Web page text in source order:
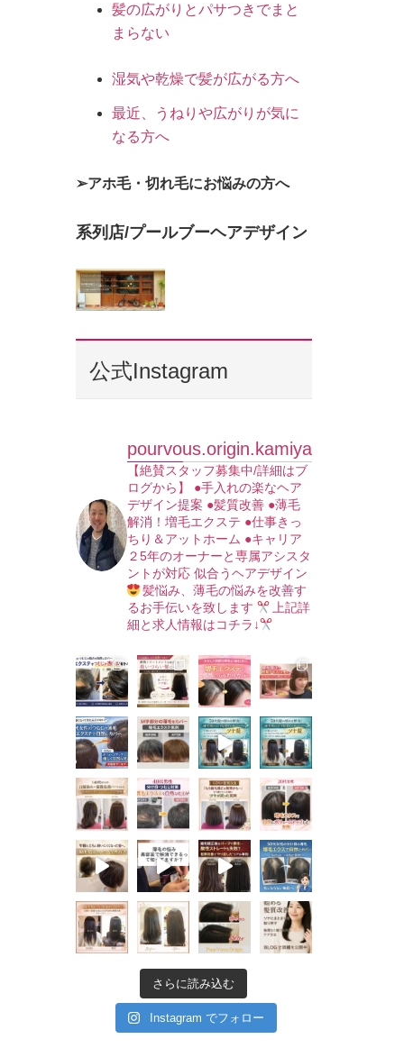
髪の広がりとパサつきでまと
まらない
湿気や乾燥で髪が広がる方へ
最近、うねりや広がりが気に
なる方へ
➢アホ毛・切れ毛にお悩みの方へ
系列店/プールブーヘアデザイン
公式Instagram
pourvous.origin.kamiya
【絶賛スタッフ募集中/詳細はブ
ログから】
●手入れの楽なヘア
デザイン提案 ●髪質改善 ●薄毛
解消！増毛エクステ ●仕事きっ
ちり＆アットホーム ●キャリア
２5年のオーナーと専属アシスタ
ントが対応 似合うヘアデザイン
髪悩み、薄毛の悩みを改善す
るお手伝いを致します
上記詳
細と求人情報はコチラ↓
さらに読み込む
Instagram でフォロー